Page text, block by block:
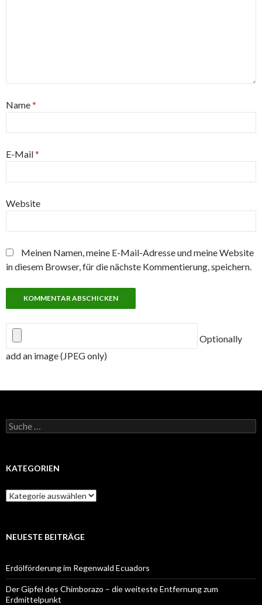
Name*
E-Mail*
Website
Meinen Namen, meine E-Mail-Adresse und meine Website
in diesem Browser, für die nächste Kommentierung, speichern.
Optionally
add an image (JPEG only)
Suche
nach:
KATEGORIEN
Kategorien
NEUESTE BEITRÄGE
Erdölförderung im Regenwald Ecuadors
Der Gipfel des Chimborazo – die weiteste Entfernung zum
Erdmittelpunkt